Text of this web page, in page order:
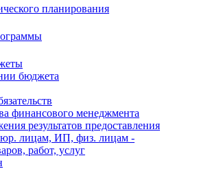
планирования
бюджета
финансового менеджмента
результатов предоставления
юр. лицам, ИП, физ. лицам -
работ, услуг